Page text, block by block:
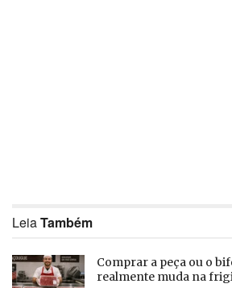
LeiaTambém
Comprar a peça ou o
realmente muda na